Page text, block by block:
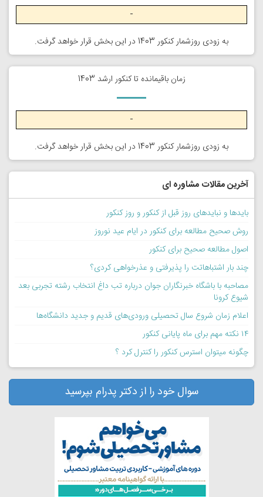
-
به زودی روزشمار کنکور 1403 در این بخش قرار خواهد گرفت.
زمان باقیمانده تا کنکور ارشد 1403
-
به زودی روزشمار کنکور 1403 در این بخش قرار خواهد گرفت.
آخرین مقالات مشاوره ای
بایدها و نبایدهای روز قبل از کنکور و روز کنکور
روش صحیح مطالعه برای کنکور در ایام عید نوروز
اصول مطالعه صحیح برای کنکور
چند بار اشتباهاتت را پذیرفتی و عذرخواهی کردی؟
مصاحبه با باشگاه خبرنگاران جوان درباره تب داغ انتخاب رشته تجربی بعد
شیوع کرونا
اعلام زمان شروع سال تحصیلی ورودی‌های قدیم و جدید دانشگاه‌ها
۱۴ نکته مهم برای ماه پایانی کنکور
چگونه میتوان استرس کنکور را کنترل کرد ؟
سوال خود را از دکتر پدرام بپرسید